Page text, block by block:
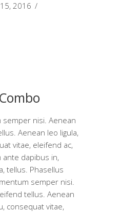
2016
nisi. Aenean
Aenean leo ligula,
vitae, eleifend ac,
ante dapibus in,
tellus. Phasellus
semper nisi.
tellus. Aenean
consequat vitae,